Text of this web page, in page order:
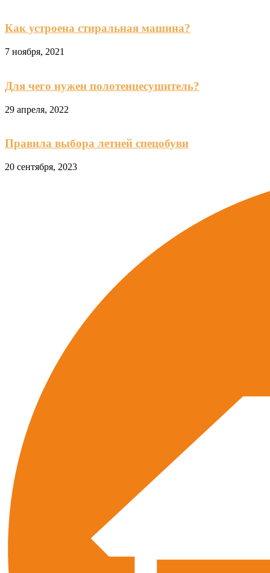
Как устроена стиральная машина?
7 ноября, 2021
Для чего нужен полотенцесушитель?
29 апреля, 2022
Правила выбора летней спецобуви
20 сентября, 2023